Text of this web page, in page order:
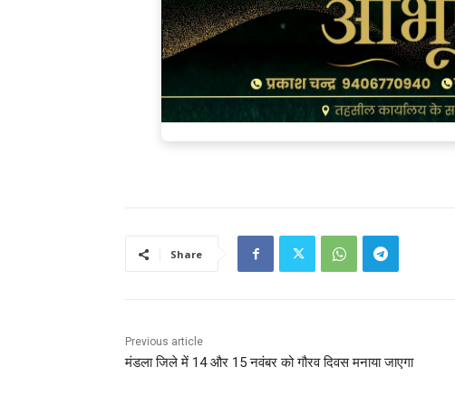
Share
Previous article
मंडला जिले में 14 और 15 नवंबर को गौरव दिवस मनाया जाएगा